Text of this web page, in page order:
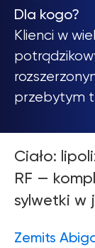
Dla kogo?
Klienci w
przebytym
Ciało:
RF —
sylwetki w
Zemits